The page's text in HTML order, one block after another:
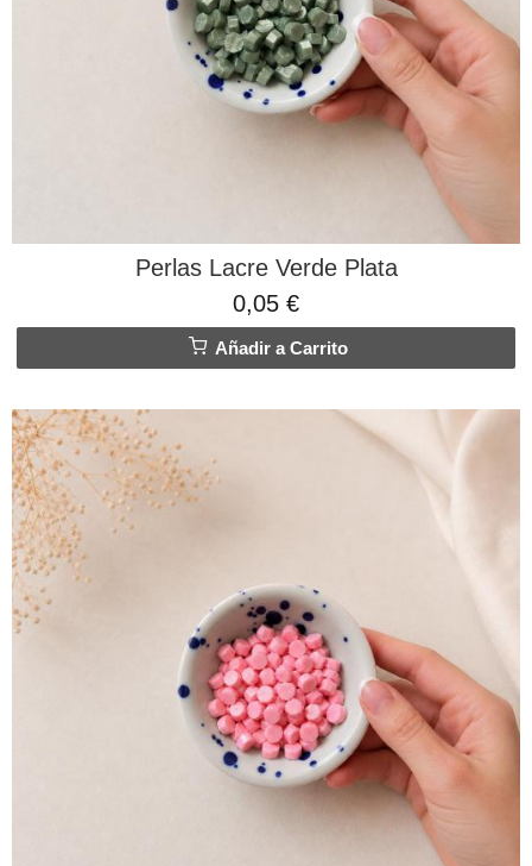
Perlas Lacre Verde Plata
0,05 €
Añadir a Carrito